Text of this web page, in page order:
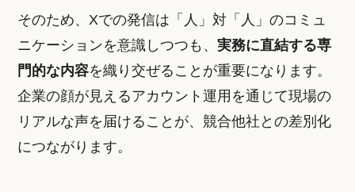
そのため、Xでの発信は「人」対「人」のコミュ
ニケーションを意識しつつも、実務に直結する専
門的な内容を織り交ぜることが重要になります。
企業の顔が見えるアカウント運用を通じて現場の
リアルな声を届けることが、競合他社との差別化
につながります。